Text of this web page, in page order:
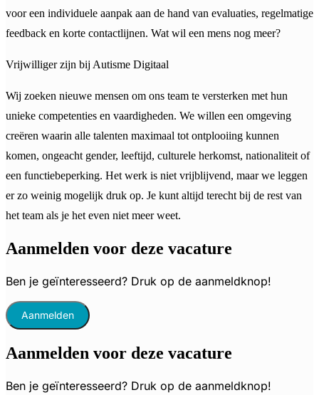
voor een individuele aanpak aan de hand van evaluaties, regelmatige
feedback en korte contactlijnen. Wat wil een mens nog meer?
Vrijwilliger zijn bij Autisme Digitaal
Wij zoeken nieuwe mensen om ons team te versterken met hun
unieke competenties en vaardigheden. We willen een omgeving
creëren waarin alle talenten maximaal tot ontplooiing kunnen
komen, ongeacht gender, leeftijd, culturele herkomst, nationaliteit of
een functiebeperking. Het werk is niet vrijblijvend, maar we leggen
er zo weinig mogelijk druk op. Je kunt altijd terecht bij de rest van
het team als je het even niet meer weet.
Aanmelden voor deze vacature
Ben je geïnteresseerd? Druk op de aanmeldknop!
Aanmelden
Aanmelden voor deze vacature
Ben je geïnteresseerd? Druk op de aanmeldknop!